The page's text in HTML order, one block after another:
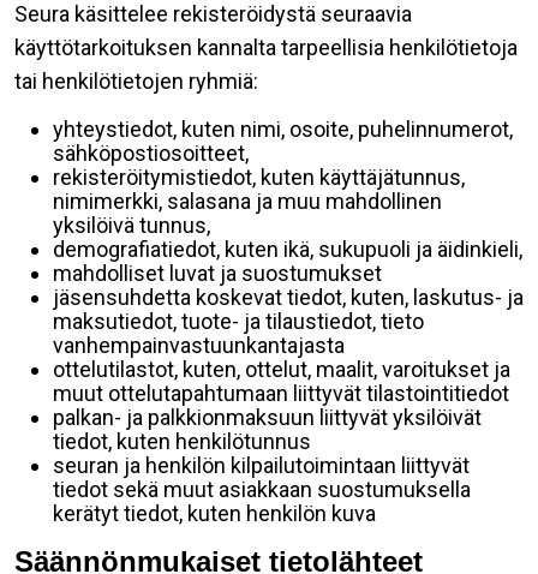
Seura käsittelee rekisteröidystä seuraavia
käyttötarkoituksen kannalta tarpeellisia henkilötietoja
tai henkilötietojen ryhmiä:
yhteystiedot, kuten nimi, osoite, puhelinnumerot,
sähköpostiosoitteet,
rekisteröitymistiedot, kuten käyttäjätunnus,
nimimerkki, salasana ja muu mahdollinen
yksilöivä tunnus,
demografiatiedot, kuten ikä, sukupuoli ja äidinkieli,
mahdolliset luvat ja suostumukset
jäsensuhdetta koskevat tiedot, kuten, laskutus- ja
maksutiedot, tuote- ja tilaustiedot, tieto
vanhempainvastuunkantajasta
ottelutilastot, kuten, ottelut, maalit, varoitukset ja
muut ottelutapahtumaan liittyvät tilastointitiedot
palkan- ja palkkionmaksuun liittyvät yksilöivät
tiedot, kuten henkilötunnus
seuran ja henkilön kilpailutoimintaan liittyvät
tiedot sekä muut asiakkaan suostumuksella
kerätyt tiedot, kuten henkilön kuva
Säännönmukaiset tietolähteet